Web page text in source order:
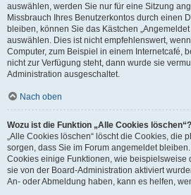
auswählen, werden Sie nur für eine Sitzung
Missbrauch Ihres Benutzerkontos durch einen
bleiben, können Sie das Kästchen
auswählen. Dies ist nicht empfehlenswert,
Computer, zum Beispiel in einem Internetcafé,
nicht zur Verfügung steht, dann wurde sie
Administration ausgeschaltet.
Nach oben
Wozu ist die Funktion „Alle Cookies löschen“?
„Alle Cookies löschen“ löscht die Cookies, die
sorgen, dass Sie im Forum angemeldet
Cookies einige Funktionen, wie beispielsweise
sie von der Board-Administration aktiviert
An- oder Abmeldung haben, kann es helfen,